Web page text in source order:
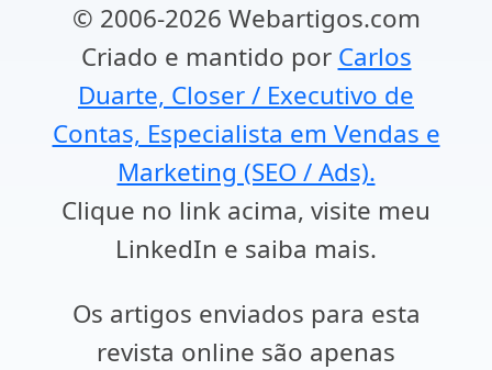
© 2006-2026 Webartigos.com
Criado e mantido por Carlos
Duarte, Closer / Executivo de
Contas, Especialista em Vendas e
Marketing (SEO / Ads).
Clique no link acima, visite meu
LinkedIn e saiba mais.
Os artigos enviados para esta
revista online são apenas